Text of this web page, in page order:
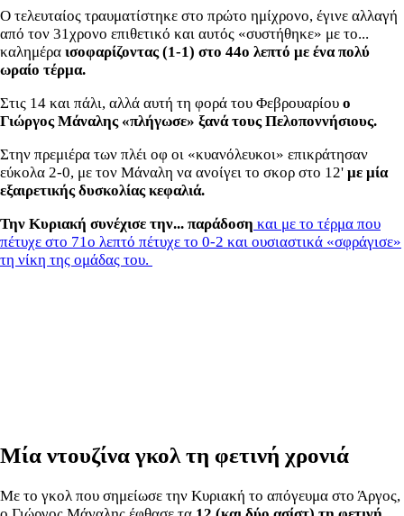
Ο τελευταίος τραυματίστηκε στο πρώτο ημίχρονο, έγινε αλλαγή
από τον 31χρονο επιθετικό και αυτός «συστήθηκε» με το...
καλημέρα ισοφαρίζοντας (1-1) στο 44ο λεπτό με ένα πολύ
ωραίο τέρμα.
Στις 14 και πάλι, αλλά αυτή τη φορά του Φεβρουαρίου ο
Γιώργος Μάναλης «πλήγωσε» ξανά τους Πελοποννήσιους.
Στην πρεμιέρα των πλέι οφ οι «κυανόλευκοι» επικράτησαν
εύκολα 2-0, με τον Μάναλη να ανοίγει το σκορ στο 12' με μία
εξαιρετικής δυσκολίας κεφαλιά.
Την Κυριακή συνέχισε την... παράδοση και με το τέρμα που
πέτυχε στο 71ο λεπτό πέτυχε το 0-2 και ουσιαστικά «σφράγισε»
τη νίκη της ομάδας του.
Μία ντουζίνα γκολ τη φετινή χρονιά
Με το γκολ που σημείωσε την Κυριακή το απόγευμα στο Άργος,